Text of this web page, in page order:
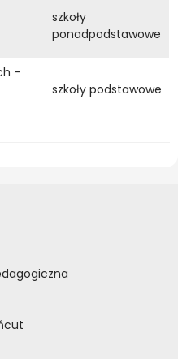
szkoły
ponadpodstawowe
–
szkoły podstawowe